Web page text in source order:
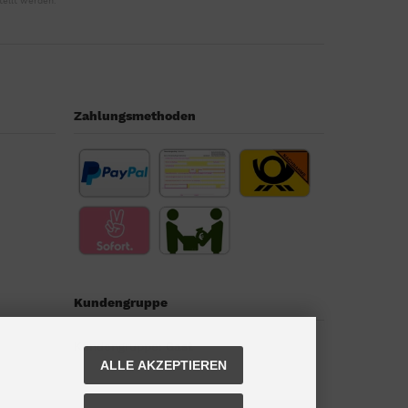
Zahlungsmethoden
Kundengruppe
Kundengruppe:Gast
ALLE AKZEPTIEREN